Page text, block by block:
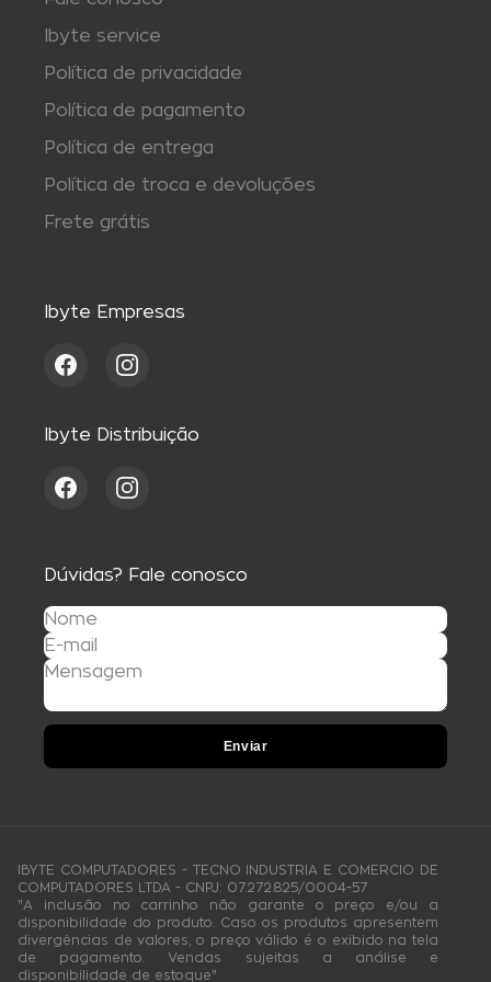
Ibyte service
Política de privacidade
Política de pagamento
Política de entrega
Política de troca e devoluções
Frete grátis
Ibyte Empresas
Ibyte Distribuição
Dúvidas? Fale conosco
Enviar
IBYTE COMPUTADORES - TECNO INDUSTRIA E COMERCIO DE
COMPUTADORES LTDA - CNPJ: 07.272.825/0004-57
"A inclusão no carrinho não garante o preço e/ou a
disponibilidade do produto. Caso os produtos apresentem
divergências de valores, o preço válido é o exibido na tela
de pagamento. Vendas sujeitas a análise e
disponibilidade de estoque"